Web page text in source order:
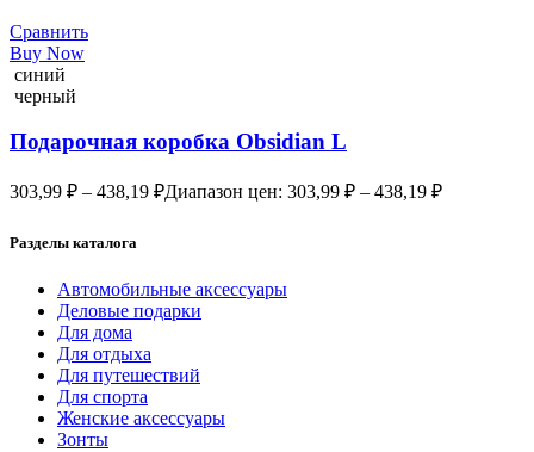
Сравнить
Buy Now
синий
черный
Подарочная коробка Obsidian L
303,99 ₽ – 438,19 ₽Диапазон цен: 303,99 ₽ – 438,19 ₽
Разделы каталога
Автомобильные аксессуары
Деловые подарки
Для дома
Для отдыха
Для путешествий
Для спорта
Женские аксессуары
Зонты